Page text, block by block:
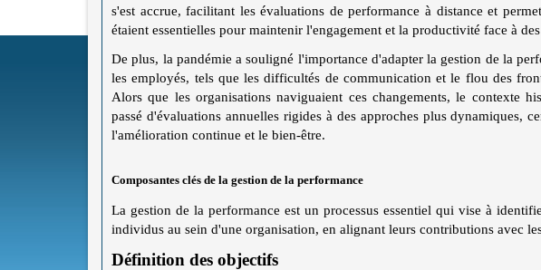
s'est accrue, facilitant les évaluations de performance à distance et
étaient essentielles pour maintenir l'engagement et la productivité face à
De plus, la pandémie a souligné l'importance d'adapter la gestion de la
les employés, tels que les difficultés de communication et le flou des
Alors que les organisations naviguaient ces changements, le contexte
passé d'évaluations annuelles rigides à des approches plus dynamiques,
l'amélioration continue et le bien-être.
Composantes clés de la gestion de la performance
La gestion de la performance est un processus essentiel qui vise à
individus au sein d'une organisation, en alignant leurs contributions avec
Définition des objectifs